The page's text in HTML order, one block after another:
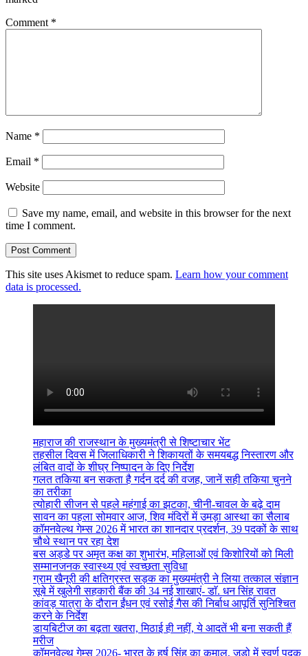
Comment *
Name *
Email *
Website
Save my name, email, and website in this browser for the next
time I comment.
This site uses Akismet to reduce spam. Learn how your comment
data is processed.
महाराज की राजस्थान के मुख्यमंत्री से शिष्टाचार भेंट
तहसील दिवस में जिलाधिकारी ने शिकायतों के समयबद्ध निस्तारण और
लंबित वादों के शीघ्र निष्पादन के दिए निर्देश
गलत तकिया बन सकता है गर्दन दर्द की वजह, जानें सही तकिया चुनने
का तरीका
त्योहारी सीजन से पहले महंगाई का झटका, चीनी-चावल के बढ़े दाम
सावन का पहला सोमवार आज, शिव मंदिरों में उमड़ा आस्था का सैलाब
कॉमनवेल्थ गेम्स 2026 में भारत का शानदार प्रदर्शन, 39 पदकों के साथ
चौथे स्थान पर रहा देश
बस अड्डे पर अमृत कक्ष का शुभारंभ, महिलाओं एवं किशोरियों को मिली
सम्मानजनक स्वास्थ्य एवं स्वच्छता सुविधा
ग्राम खैनूरी की क्षतिग्रस्त सड़क का मुख्यमंत्री ने लिया तत्काल संज्ञान
सूबे में खुलेगी सहकारी बैंक की 34 नई शाखाएं- डाॅ. धन सिंह रावत
कांवड़ यात्रा के दौरान ईंधन एवं रसोई गैस की निर्बाध आपूर्ति सुनिश्चित
करने के निर्देश
डायबिटीज का बढ़ता खतरा, मिठाई ही नहीं, ये आदतें भी बना सकती हैं
मरीज
कॉमनवेल्थ गेम्स 2026- भारत के हर्ष सिंह का कमाल, जूडो में स्वर्ण पदक